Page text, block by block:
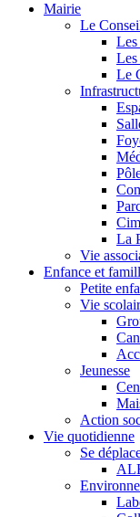
Mairie
Le
Les
Les
Le
La
Vie
Enfance et
Petite
Vie
Jeunesse
Action
Vie quotidienne
Se